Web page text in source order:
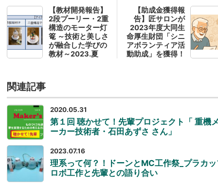
【教材開発報告】
2段プーリー・2重
構造のモーター灯
篭 ～技術と美しさ
が融合した学びの
教材～2023.夏
【助成金獲得報
告】匠サロンが
2023年度大同生
命厚生財団「シニ
アボランティア活
動助成」を獲得！
関連記事
2020.05.31
第１回 聴かせて！先輩プロジェクト「 重機
ーカー技術者・石田あずさ さん」
2023.07.16
理系って何？！ドーンとMC工作祭_プラカ
ロボ工作と先輩との語り合い